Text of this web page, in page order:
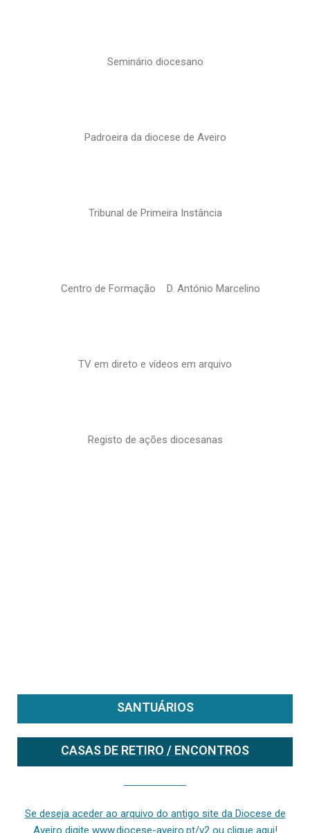
Seminário diocesano
Padroeira da diocese de Aveiro
Tribunal de Primeira Instância
Centro de Formação D. António Marcelino
TV em direto e vídeos em arquivo
Registo de ações diocesanas
SANTUÁRIOS
CASAS DE RETIRO / ENCONTROS
Se deseja aceder ao arquivo do antigo site da Diocese de
Aveiro digite www.diocese-aveiro.pt/v2 ou clique aqui!